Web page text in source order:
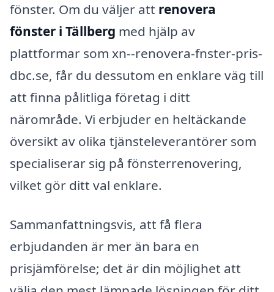
fönster. Om du väljer att renovera
fönster i Tällberg med hjälp av
plattformar som xn--renovera-fnster-pris-
dbc.se, får du dessutom en enklare väg till
att finna pålitliga företag i ditt
närområde. Vi erbjuder en heltäckande
översikt av olika tjänsteleverantörer som
specialiserar sig på fönsterrenovering,
vilket gör ditt val enklare.
Sammanfattningsvis, att få flera
erbjudanden är mer än bara en
prisjämförelse; det är din möjlighet att